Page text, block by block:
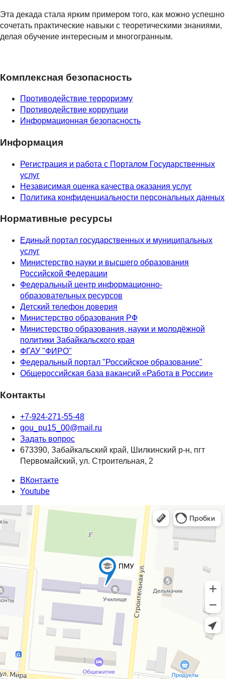
Эта декада стала ярким примером того, как можно успешно
сочетать практические навыки с теоретическими знаниями,
делая обучение интересным и многогранным.
Комплексная безопасность
Противодействие терроризму
Противодействие коррупции
Информационная безопасность
Информация
Регистрация и работа с Порталом Государственных
услуг
Независимая оценка качества оказания услуг
Политика конфиденциальности персональных данных
Нормативные ресурсы
Единый портал государственных и муниципальных
услуг
Министерство науки и высшего образования
Российской Федерации
Федеральный центр информационно-
образовательных ресурсов
Детский телефон доверия
Министерство образования РФ
Министерство образования, науки и молодёжной
политики Забайкальского края
ФГАУ "ФИРО"
Федеральный портал "Российское образование"
Общероссийская база вакансий «Работа в России»
Контакты
+7-924-271-55-48
gou_pu15_00@mail.ru
Задать вопрос
673390, Забайкальский край, Шилкинский р-н, пгт
Первомайский, ул. Строительная, 2
ВКонтакте
Youtube